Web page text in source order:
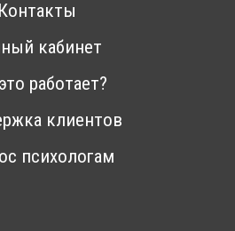
Контакты
кабинет
работает?
клиентов
психологам